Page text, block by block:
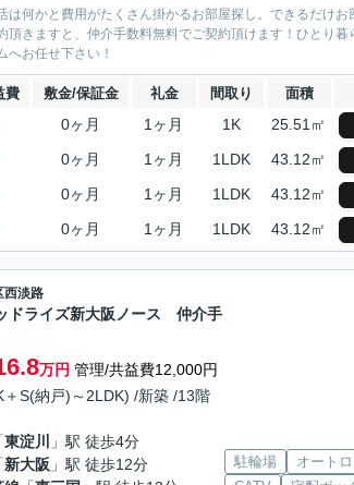
何かと費用がたくさん掛かるお部屋探し。できるだけお
きますと、仲介手数料無料でご契約頂けます！ひとり
へお任せ下さい！
費 敷金/保証金 礼金 間取り 面積
0ヶ月 1ヶ月 1K 25.51㎡
0ヶ月 1ヶ月 1LDK 43.12㎡
0ヶ月 1ヶ月 1LDK 43.12㎡
0ヶ月 1ヶ月 1LDK 43.12㎡
西淡路
ドライズ新大阪ノース 仲介手
万円 管理/共益費12,000円
S(納戸)～2LDK) /新築 /13階
東淀川
」駅 徒歩4分
新大阪 」駅 徒歩12分
駐輪場 オート